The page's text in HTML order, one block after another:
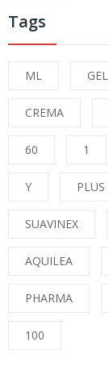
Tags
ML GEL
CREMA
60 1
Y PLUS
SUAVINEX
AQUILEA
PHARMA
100